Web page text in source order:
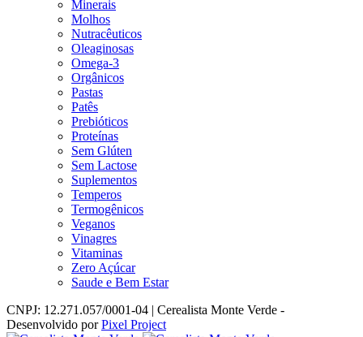
Minerais
Molhos
Nutracêuticos
Oleaginosas
Omega-3
Orgânicos
Pastas
Patês
Prebióticos
Proteínas
Sem Glúten
Sem Lactose
Suplementos
Temperos
Termogênicos
Veganos
Vinagres
Vitaminas
Zero Açúcar
Saude e Bem Estar
CNPJ: 12.271.057/0001-04 | Cerealista Monte Verde -
Desenvolvido porPixel Project